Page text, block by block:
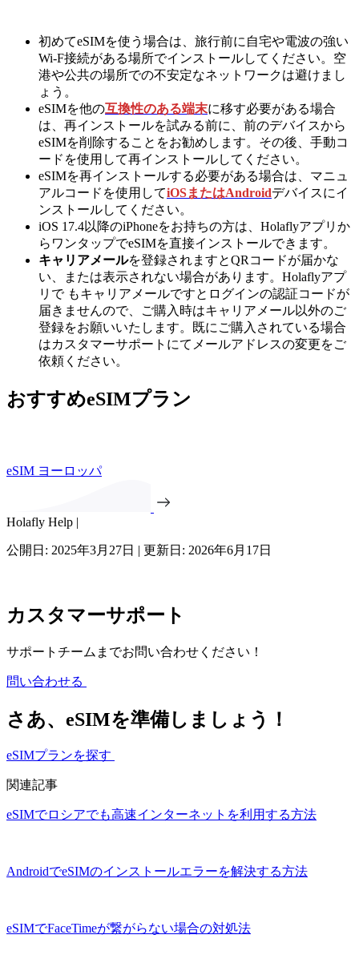
初めてeSIMを使う場合は、旅行前に自宅や電波の強い
Wi-F接続がある場所でインストールしてください。空
港や公共の場所での不安定なネットワークは避けまし
ょう。
eSIMを他の互換性のある端末に移す必要がある場合
は、再インストールを試みる前に、前のデバイスから
eSIMを削除することをお勧めします。その後、手動コ
ードを使用して再インストールしてください。
eSIMを再インストールする必要がある場合は、マニュ
アルコードを使用してiOSまたはAndroidデバイスにイ
ンストールしてください。
iOS 17.4以降のiPhoneをお持ちの方は、Holaflyアプリか
らワンタップでeSIMを直接インストールできます。
キャリアメールを登録されますとQRコードが届かな
い、または表示されない場合があります。Holaflyアプ
リで もキャリアメールですとログインの認証コードが
届きませんので、ご購入時はキャリアメール以外のご
登録をお願いいたします。既にご購入されている場合
はカスタマーサポートにてメールアドレスの変更をご
依頼ください。
おすすめeSIMプラン
eSIM ヨーロッパ
Holafly Help |
公開日: 2025年3月27日 | 更新日: 2026年6月17日
カスタマーサポート
サポートチームまでお問い合わせください！
問い合わせる
さあ、eSIMを準備しましょう！
eSIMプランを探す
関連記事
eSIMでロシアでも高速インターネットを利用する方法
AndroidでeSIMのインストールエラーを解決する方法
eSIMでFaceTimeが繋がらない場合の対処法